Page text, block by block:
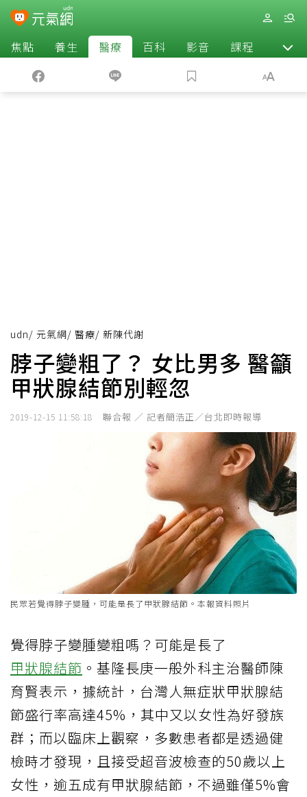
焦點 養生 醫療 百科 影音 課程 退休
udn/ 元氣網/ 醫療/ 新陳代謝
脖子變粗了？ 女比男多 醫籲
甲狀腺結節別輕忽
2019-12-15 11:58:18 聯合報 ／ 記者簡浩正／台北即時報導
民眾若覺得脖子變腫，可能是長了甲狀腺結節。本報資料照片
覺得脖子變腫變粗嗎？可能是長了
甲狀腺結節 。基隆長庚一般外科主治醫師陳
育賢表示，據統計，台灣人無症狀甲狀腺結
節盛行率高達45%，其中又以女性為好發族
群；而以臨床上觀察，多數患者都是透過健
檢時才發現，且接受超音波檢查的50歲以上
女性，逾五成有甲狀腺結節，不過雖僅5%會